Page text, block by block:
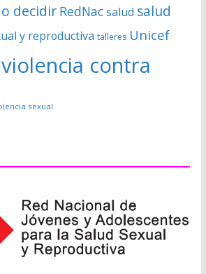
decidir RedNacsalud salud
y reproductiva talleres Unicef
violencia contra
sexual